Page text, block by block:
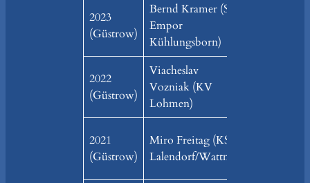
2023
(Güstrow)
Bernd Kramer (SV
Empor
Kühlungsborn)
2022
(Güstrow)
Viacheslav
Vozniak (KV
Lohmen)
2021
(Güstrow)
Miro Freitag (KSG
Lalendorf/Wattm.)